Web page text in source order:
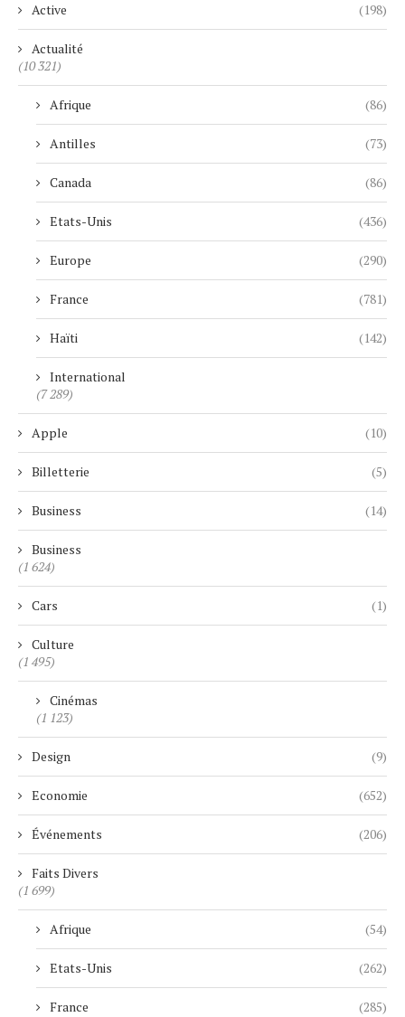
Active (198)
Actualité
(10 321)
Afrique (86)
Antilles (73)
Canada (86)
Etats-Unis (436)
Europe (290)
France (781)
Haïti (142)
International
(7 289)
Apple (10)
Billetterie (5)
Business (14)
Business
(1 624)
Cars (1)
Culture
(1 495)
Cinémas
(1 123)
Design (9)
Economie (652)
Événements (206)
Faits Divers
(1 699)
Afrique (54)
Etats-Unis (262)
France (285)